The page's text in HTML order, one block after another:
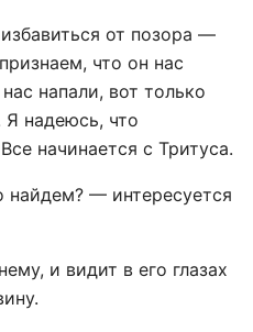
от позора —
что он нас
напали, вот только
Я надеюсь, что
начинается с Тритуса.
— интересуется
и видит в его глазах